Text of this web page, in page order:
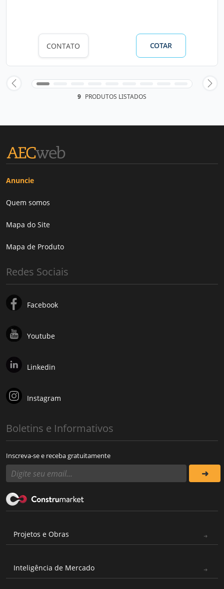
CONTATO COTAR
9 PRODUTOS LISTADOS
Anuncie
Quem somos
Mapa do Site
Mapa de Produto
Redes Sociais
Facebook
Youtube
Linkedin
Instagram
Boletins e Informativos
Inscreva-se e receba gratuitamente
Projetos e Obras
Inteligência de Mercado